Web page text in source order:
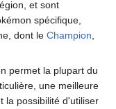
et sont
spécifique,
dont le Champion
permet la plupart du
une meilleure
la possibilité d'utiliser